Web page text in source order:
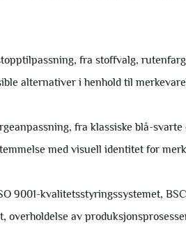
fra stoffvalg,
alternativer i henhold til
fra klassiske blå-
med visuell identitet for
9001-kvalitetsstyringssystemet,
overholdelse av